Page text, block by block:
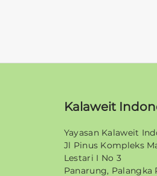
Kalaweit
Yayasan Kalaweit
Jl Pinus Kompleks
Lestari I No 3
Panarung, Palangka